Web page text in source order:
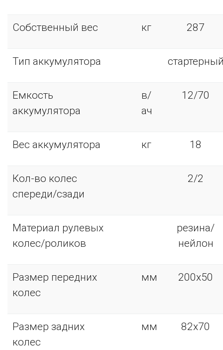
Собственный вес кг 287
Тип аккумулятора
Емкость
аккумулятора
в/
ач
12/70
Вес аккумулятора кг 18
Кол-во колес
спереди/сзади
2/2
Материал рулевых
колес/роликов
резина/
нейлон
Размер передних
колес
мм 200х50
Размер задних
колес
мм 82х70